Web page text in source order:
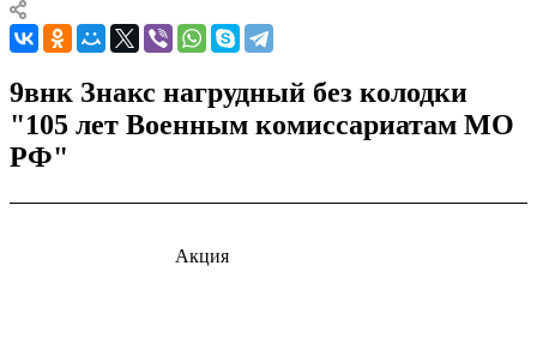
9внк Знакс нагрудный без колодки
"105 лет Военным комиссариатам МО
РФ"
Акция